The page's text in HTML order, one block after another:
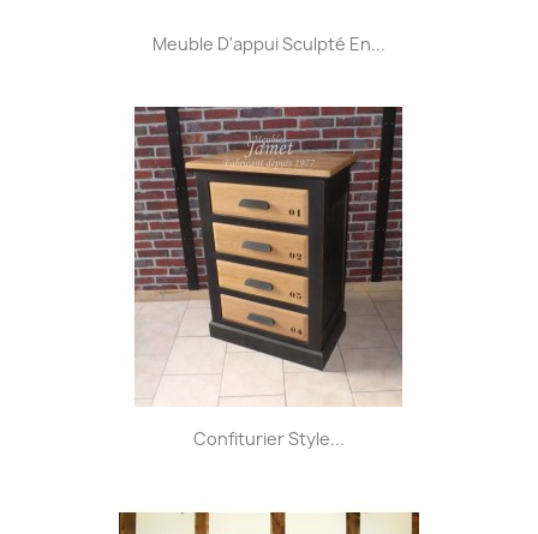
Meuble D'appui Sculpté En...
Confiturier Style...